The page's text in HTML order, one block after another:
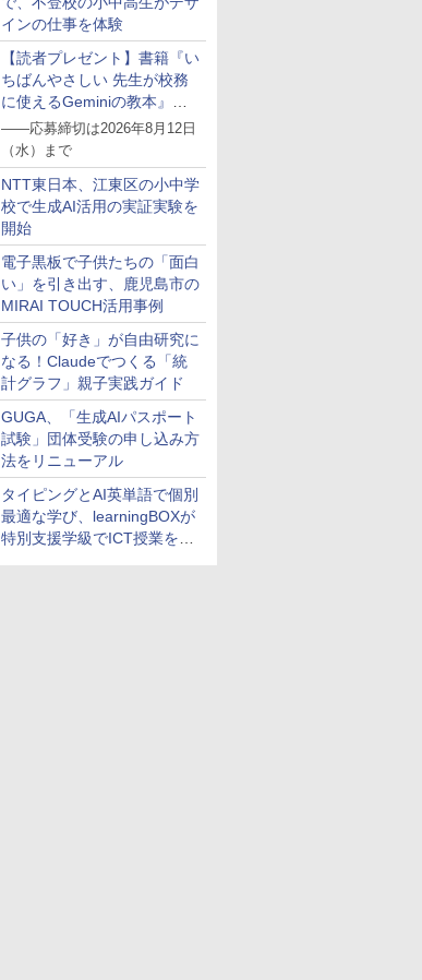
インの仕事を体験
【読者プレゼント】書籍『い
ちばんやさしい 先生が校務
に使えるGeminiの教本』を
抽選で5名様にプレゼント
――応募締切は2026年8月12日
（水）まで
NTT東日本、江東区の小中学
校で生成AI活用の実証実験を
開始
電子黒板で子供たちの「面白
い」を引き出す、鹿児島市の
MIRAI TOUCH活用事例
子供の「好き」が自由研究に
なる！Claudeでつくる「統
計グラフ」親子実践ガイド
GUGA、「生成AIパスポート
試験」団体受験の申し込み方
法をリニューアル
タイピングとAI英単語で個別
最適な学び、learningBOXが
特別支援学級でICT授業を実